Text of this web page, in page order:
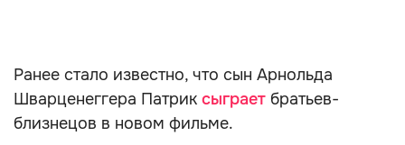
Ранее стало известно, что сын Арнольда
Шварценеггера Патрик сыграет братьев-
близнецов в новом фильме.